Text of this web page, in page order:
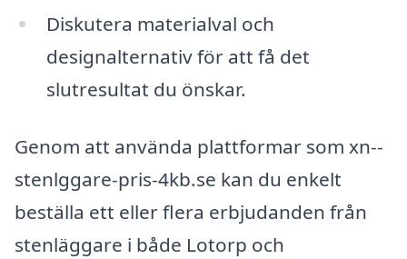
Diskutera materialval och
designalternativ för att få det
slutresultat du önskar.
Genom att använda plattformar som xn--
stenlggare-pris-4kb.se kan du enkelt
beställa ett eller flera erbjudanden från
stenläggare i både Lotorp och